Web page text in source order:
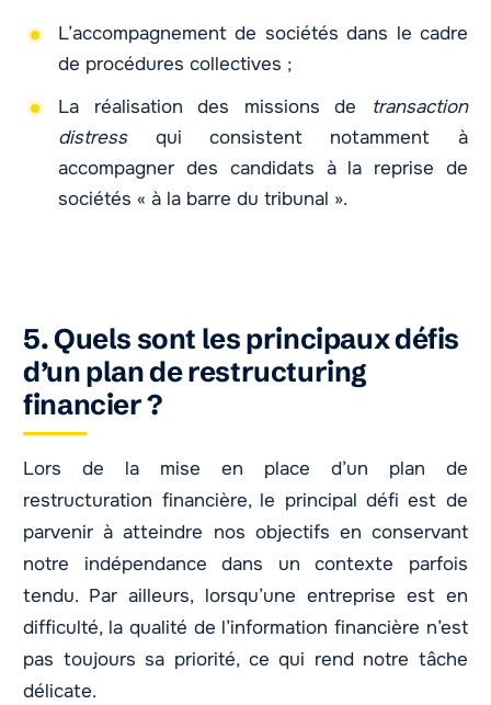
L’accompagnement de sociétés dans le cadre
de procédures collectives ;
La réalisation des missions de transaction
distressqui consistent notamment à
accompagner des candidats à la reprise de
sociétés « à la barre du tribunal ».
5. Quels sont les principaux défis
d’un plan de restructuring
financier ?
Lors de la mise en place d’un plan de
restructuration financière, le principal défi est de
parvenir à atteindre nos objectifs en conservant
notre indépendance dans un contexte parfois
tendu. Par ailleurs, lorsqu’une entreprise est en
difficulté, la qualité de l’information financière n’est
pas toujours sa priorité, ce qui rend notre tâche
délicate.